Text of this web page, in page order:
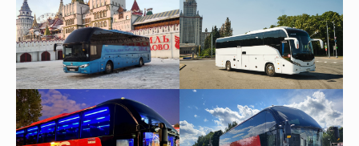
Нас рекомендуют
Оставить отзыв Смотреть все отзывы
На основе оценки